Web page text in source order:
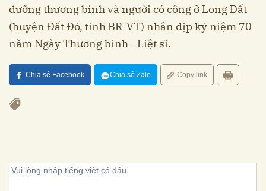
dưỡng thương binh và người có công ở Long Đất
(huyện Đất Đỏ, tỉnh BR-VT) nhân dịp kỷ niệm 70
năm Ngày Thương binh - Liệt sĩ.
Chia sẻ Facebook Chia sẻ Zalo Copy link